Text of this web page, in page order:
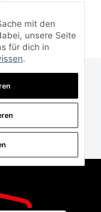
mit den
unsere Seite
für dich in
.